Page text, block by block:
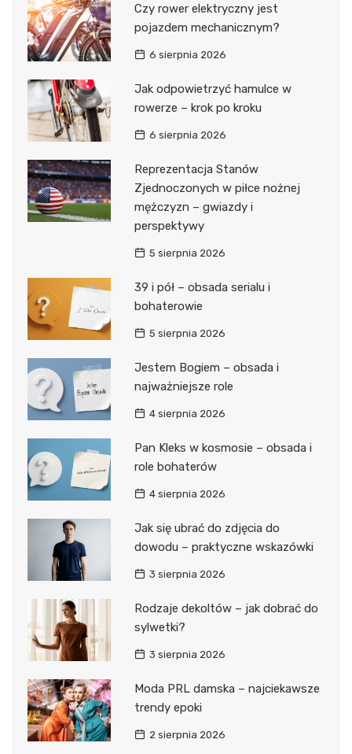
Czy rower elektryczny jest
pojazdem mechanicznym?
6 sierpnia 2026
Jak odpowietrzyć hamulce w
rowerze – krok po kroku
6 sierpnia 2026
Reprezentacja Stanów
Zjednoczonych w piłce nożnej
mężczyzn – gwiazdy i
perspektywy
5 sierpnia 2026
39 i pół – obsada serialu i
bohaterowie
5 sierpnia 2026
Jestem Bogiem – obsada i
najważniejsze role
4 sierpnia 2026
Pan Kleks w kosmosie – obsada i
role bohaterów
4 sierpnia 2026
Jak się ubrać do zdjęcia do
dowodu – praktyczne wskazówki
3 sierpnia 2026
Rodzaje dekoltów – jak dobrać do
sylwetki?
3 sierpnia 2026
Moda PRL damska – najciekawsze
trendy epoki
2 sierpnia 2026